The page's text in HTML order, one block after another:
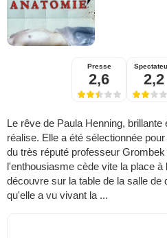
Presse
2,6 2,2
Le rêve de Paula Henning,
réalise. Elle a été sélectionnée
du très réputé professeur
l'enthousiasme cède vite la place à
découvre sur la table de la salle de
qu'elle a vu vivant la ...